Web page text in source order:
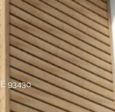
93430